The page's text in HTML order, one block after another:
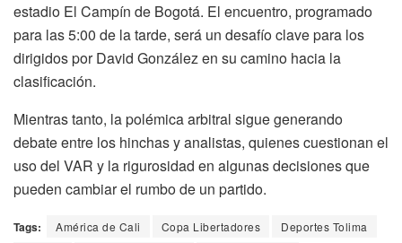
estadio El Campín de Bogotá. El encuentro, programado
para las 5:00 de la tarde, será un desafío clave para los
dirigidos por David González en su camino hacia la
clasificación.
Mientras tanto, la polémica arbitral sigue generando
debate entre los hinchas y analistas, quienes cuestionan el
uso del VAR y la rigurosidad en algunas decisiones que
pueden cambiar el rumbo de un partido.
Tags: América de Cali Copa Libertadores
Deportes Tolima